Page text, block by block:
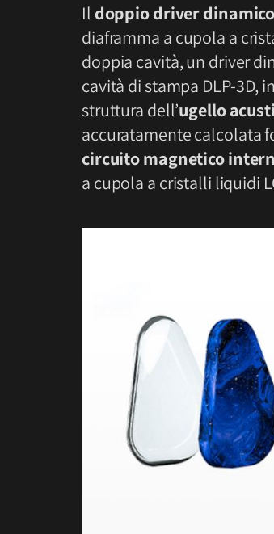
Il doppio driver dinamico
diaframma a cupola a
doppia cavità, un driver
cavità di stampa DLP-3D,
struttura dell’ugello
accuratamente calcolata
circuito magnetico
a cupola a cristalli liquidi